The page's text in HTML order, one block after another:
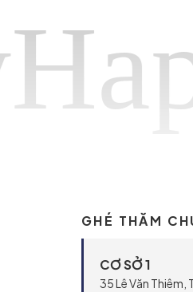
GHÉ THĂM
CƠ SỞ 1
35 Lê Văn Thiêm,